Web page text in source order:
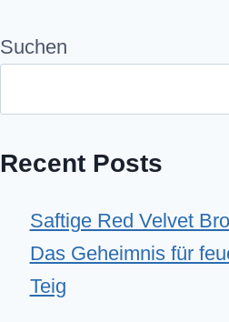
Suchen
Recent Posts
Saftige Red Velvet
Das Geheimnis für
Teig